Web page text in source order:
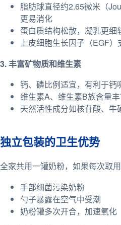
脂肪球直径约2.65微米（
更易消化
蛋白质结构松散，凝乳更细
上皮细胞生长因子（EGF）
3. 丰富矿物质和维生素
钙、磷比例适宜，有利于钙
维生素A、维生素B族含量
天然活性成分如核苷酸、牛
独立包装的卫生优势
全家共用一罐奶粉，如果每次取用
手部细菌污染奶粉
勺子暴露在空气中受潮
奶粉罐多次开合，加速氧化